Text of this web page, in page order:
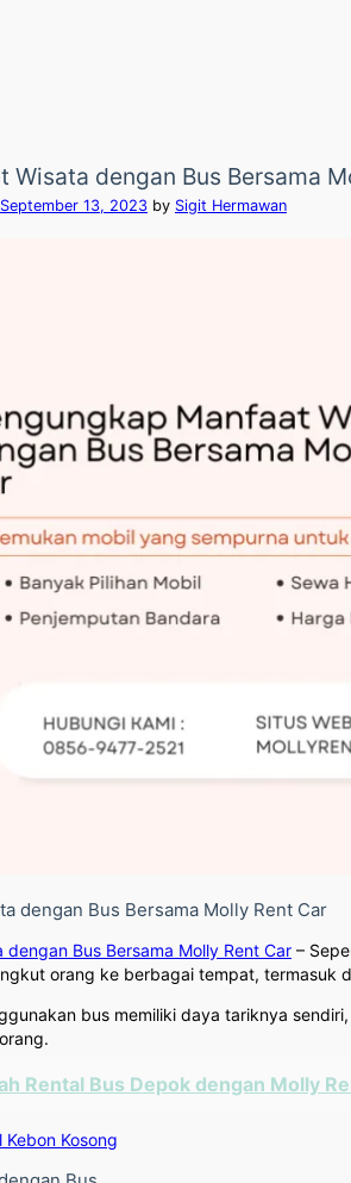
Wisata dengan Bus Bersama
September 13, 2023 by Sigit Hermawan
dengan Bus Bersama Molly Rent Car
Bus Bersama Molly Rent Car –
orang ke berbagai tempat, termasuk
bus memiliki daya tariknya
Rental Bus Depok dengan Molly
Kebon Kosong